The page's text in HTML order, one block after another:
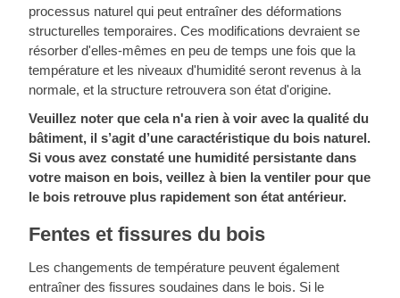
processus naturel qui peut entraîner des déformations
structurelles temporaires. Ces modifications devraient se
résorber d'elles-mêmes en peu de temps une fois que la
température et les niveaux d'humidité seront revenus à la
normale, et la structure retrouvera son état d'origine.
Veuillez noter que cela n'a rien à voir avec la qualité du
bâtiment, il s’agit d’une caractéristique du bois naturel.
Si vous avez constaté une humidité persistante dans
votre maison en bois, veillez à bien la ventiler pour que
le bois retrouve plus rapidement son état antérieur.
Fentes et fissures du bois
Les changements de température peuvent également
entraîner des fissures soudaines dans le bois. Si le